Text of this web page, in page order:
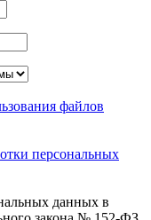
файлов
персональных
данных в